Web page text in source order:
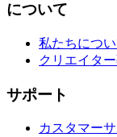
について
私たちにつ
クリエイタ
サポート
カスタマー